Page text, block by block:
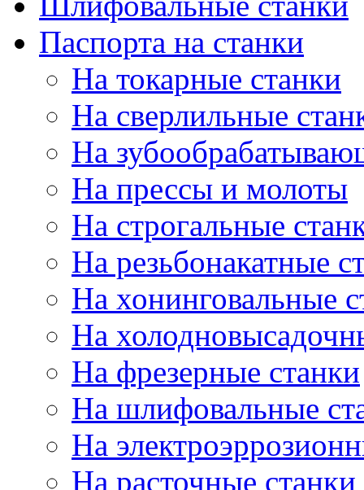
Паспорта на станки
На токарные станки
На сверлильные
На
На прессы и молоты
На строгальные
На резьбонакатные
На хонинговальные
На
На фрезерные станки
На шлифовальные
На
На расточные станки